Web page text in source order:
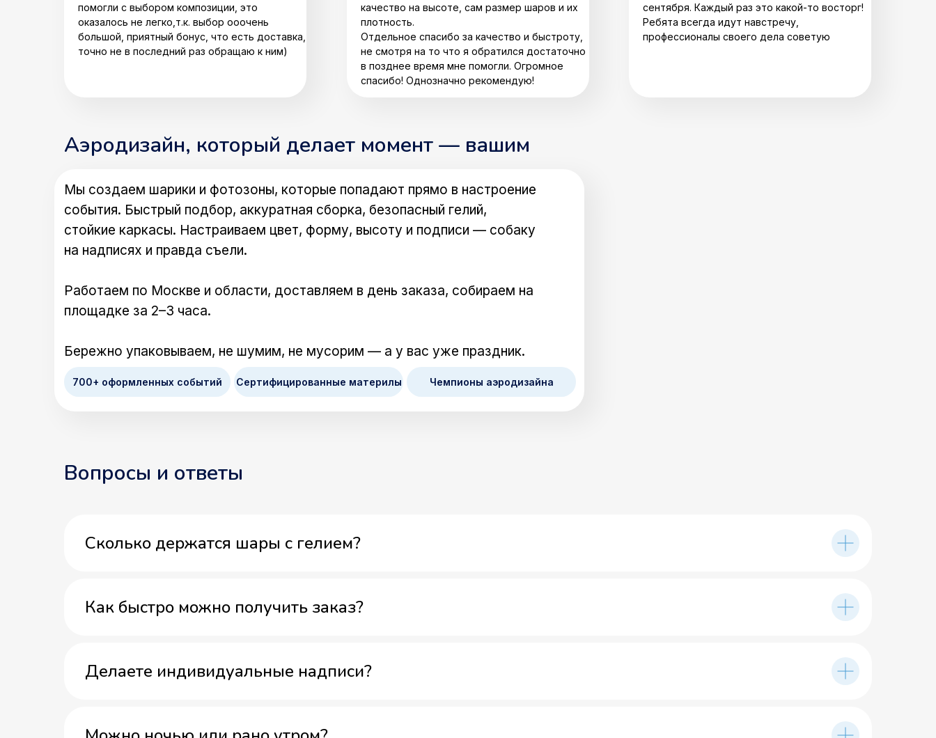
помогли с выбором композиции, это
оказалось не легко,т.к. выбор ооочень
большой, приятный бонус, что есть доставка,
точно не в последний раз обращаю к ним)
сентября. Каждый раз это какой-то восторг!
Ребята всегда идут навстречу,
профессионалы своего дела советую
качество на высоте, сам размер шаров и их
плотность.
Отдельное спасибо за качество и быстроту,
не смотря на то что я обратился достаточно
в позднее время мне помогли. Огромное
спасибо! Однозначно рекомендую!
Аэродизайн, который делает момент — вашим
Мы создаем шарики и фотозоны, которые попадают прямо в настроение
события. Быстрый подбор, аккуратная сборка, безопасный гелий,
стойкие каркасы. Настраиваем цвет, форму, высоту и подписи — собаку
на надписях и правда съели.
Работаем по Москве и области, доставляем в день заказа, собираем на
площадке за 2–3 часа.
Бережно упаковываем, не шумим, не мусорим — а у вас уже праздник.
Чемпионы аэродизайна
Сертифицированные материлы
700+ оформленных событий
Вопросы и ответы
Сколько держатся шары с гелием?
Как быстро можно получить заказ?
Делаете индивидуальные надписи?